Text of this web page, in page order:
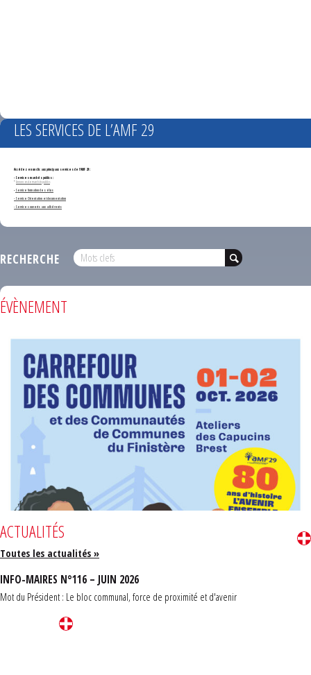
LES SERVICES DE L’AMF 29
Accédez en un clic aux principaux services de l'AMF 29 :
- Services marchés publics :
*Annonces de marchés publics
-Service formation des élus
- Service Orientation et documentation
- Services ouverts aux adhérents
RECHERCHE
ÉVÈNEMENT
ACTUALITÉS
Toutes les actualités »
INFO-MAIRES N°116 – JUIN 2026
Mot du Président : Le bloc communal, force de proximité et d'avenir